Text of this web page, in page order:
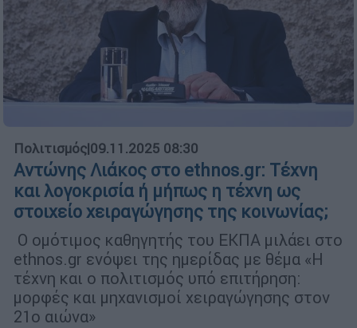
Πολιτισμός|09.11.2025 08:30
Αντώνης Λιάκος στο ethnos.gr: Τέχνη
και λογοκρισία ή μήπως η τέχνη ως
στοιχείο χειραγώγησης της κοινωνίας;
Ο ομότιμος καθηγητής του ΕΚΠΑ μιλάει στο
ethnos.gr ενόψει της ημερίδας με θέμα «Η
τέχνη και ο πολιτισμός υπό επιτήρηση:
μορφές και μηχανισμοί χειραγώγησης στον
21ο αιώνα»